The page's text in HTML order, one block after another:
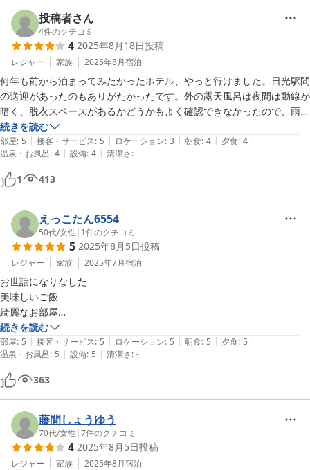
投稿者さん
4件のクチコミ
4 2025年8月18日投稿
レジャー 家族 2025年8月宿泊
何年も前から泊まってみたかったホテル、やっと行けました。日光駅間
の送迎があったのもありがたかったです。外の露天風呂は夜間は動線が
暗く、脱衣スペースがあるかどうかもよく確認できなかったので、雨が
降っていたこともあり早々に利用を諦めましたが、部屋の露天風呂は快
適に利用できました。朝は野生の猿も見れました。
夕食は、早食いの私たちにもペースを合わせて配膳してくださり、あり
がたかったです。期待していたブランド牛は厚みがある分少しかたく感
じましたが、味付けはどれも美味しかったです。
宿内には売店がなく、周辺にコンビニ等もないので、来館前に必要なも
のは購入してくる必要があります。
部屋に移動するまでに喫煙スペースを通らないと行けないのが、タイミ
ングによっては苦痛でしたが、建物の構造上仕方ないのかな、、。
スタッフの方は、みなさん優しく、親切でした。お世話になりました。
続きを読む
部屋: 5 | 接客・サービス: 5 | ロケーション: 3 | 朝食: 4 | 夕食: 4 |
温泉・お風呂: 4 | 設備: 4 | 清潔さ: -
1 413
えっこたん6554
50代/女性 | 1件のクチコミ
5 2025年8月5日投稿
レジャー 家族 2025年7月宿泊
お世話になりなした
美味しいご飯
綺麗なお部屋
親切なオーナーさん
日光へ行く際は又お邪魔します
話好きな母にお付き合いして頂いて
ありがとうございました
親子の久しぶりの旅行
楽しい旅行になりました
続きを読む
部屋: 5 | 接客・サービス: 5 | ロケーション: 5 | 朝食: 5 | 夕食: 5 |
温泉・お風呂: 5 | 設備: 5 | 清潔さ: -
363
藤間しょうゆう
70代/女性 |7件のクチコミ
4 2025年8月5日投稿
レジャー 家族 2025年8月宿泊